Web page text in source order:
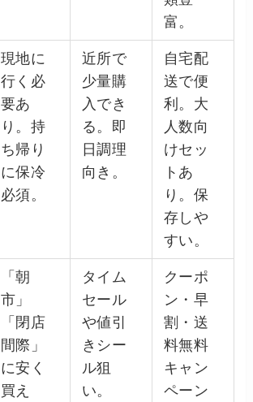
富。
現地に
行く必
要あ
り。持
ち帰り
に保冷
必須。
近所で
少量購
入でき
る。即
日調理
向き。
自宅配
送で便
利。大
人数向
けセッ
トあ
り。保
存しや
すい。
「朝
市」
「閉店
間際」
に安く
買え
タイム
セール
や値引
きシー
ル狙
い。
クーポ
ン・早
割・送
料無料
キャン
ペーン